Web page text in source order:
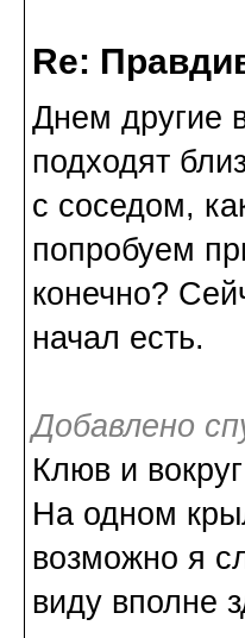
Re:
Днем другие
подходят
с соседом,
попробуем
конечно?
начал есть.
Добавлено
Клюв и
На одном
возможно я
виду вполне